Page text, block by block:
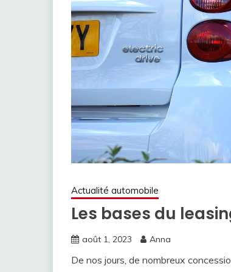
Actualité automobile
Les bases du
août 1, 2023 Anna
De nos jours, de nombreux